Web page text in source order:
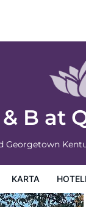
B at
Georgetown
KARTA